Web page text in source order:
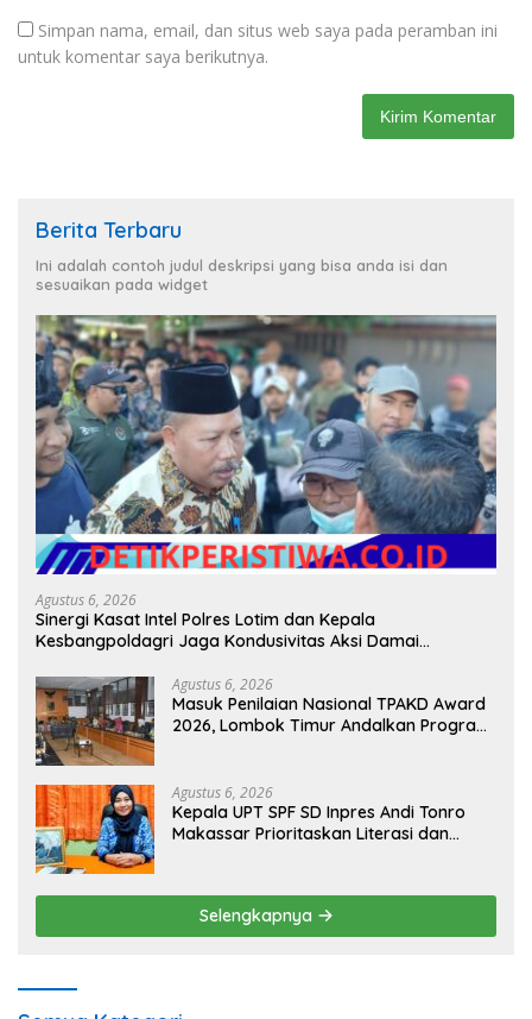
Simpan nama, email, dan situs web saya pada peramban ini
untuk komentar saya berikutnya.
Berita Terbaru
Ini adalah contoh judul deskripsi yang bisa anda isi dan
sesuaikan pada widget
Agustus 6, 2026
Sinergi Kasat Intel Polres Lotim dan Kepala
Kesbangpoldagri Jaga Kondusivitas Aksi Damai
Agustus 6, 2026
Masuk Penilaian Nasional TPAKD Award
2026, Lombok Timur Andalkan Program
Agustus 6, 2026
Kepala UPT SPF SD Inpres Andi Tonro
Makassar Prioritaskan Literasi dan
Selengkapnya